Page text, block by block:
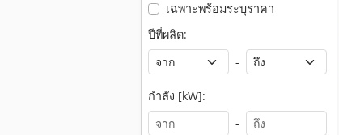
เฉพาะพร้อมระบุราคา
ปีที่ผลิต:
-
กำลัง [kW]:
-